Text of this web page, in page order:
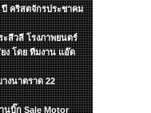
ปี คริสตจักรประชาคม
สีวลี โรงภาพยนตร์
ง โดย ทีมงาน แอ๊ด
งนาตราด 22
านบิ๊ก Sale Motor